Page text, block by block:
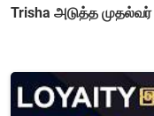
Trisha அடுத்த